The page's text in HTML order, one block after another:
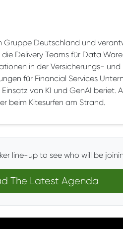
Gruppe Deutschland und
Delivery Teams für Data
in der Versicherungs- und
für Financial Services
von KI und GenAI beriet.
beim Kitesurfen am Strand.
line-up to see who will be
The Latest Agenda